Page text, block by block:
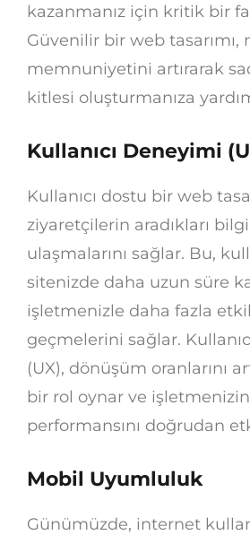
kazanmanız için kritik bir
Güvenilir bir web tasarımı,
memnuniyetini artırarak
kitlesi oluşturmanıza
Kullanıcı Deneyimi
Kullanıcı dostu bir web
ziyaretçilerin aradıkları
ulaşmalarını sağlar. Bu,
sitenizde daha uzun süre
işletmenizle daha fazla
geçmelerini sağlar.
(UX), dönüşüm oranlarını
bir rol oynar ve
performansını doğrudan
Mobil Uyumluluk
Günümüzde, internet